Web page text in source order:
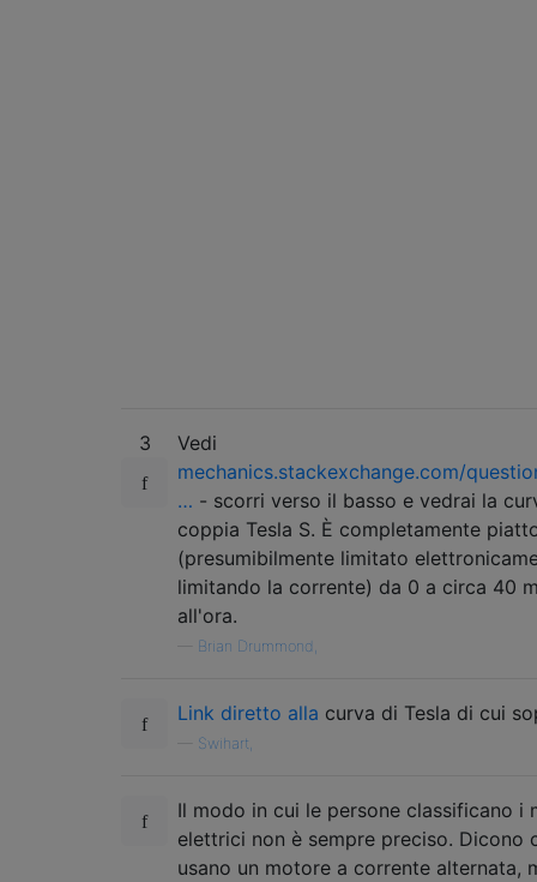
3
Vedi
mechanics.stackexchange.com/
… - scorri verso il basso e vedrai la
coppia Tesla S. È completamente
(presumibilmente limitato
limitando la corrente) da 0 a circa 40
all'ora.
Brian Drummond,
Link diretto alla curva di Tesla di cui
Swihart,
Il modo in cui le persone classificano i
elettrici non è sempre preciso. Dicono
usano un motore a corrente alternata,